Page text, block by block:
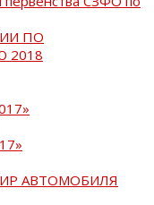
ПО
2018
АВТОМОБИЛЯ